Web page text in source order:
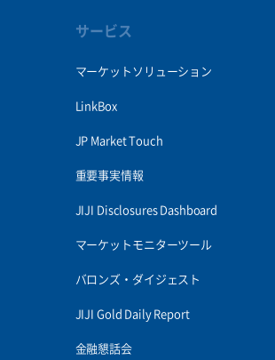
サービス
マーケットソリューション
LinkBox
JP Market Touch
重要事実情報
JIJI Disclosures Dashboard
マーケットモニターツール
バロンズ・ダイジェスト
JIJI Gold Daily Report
金融懇話会